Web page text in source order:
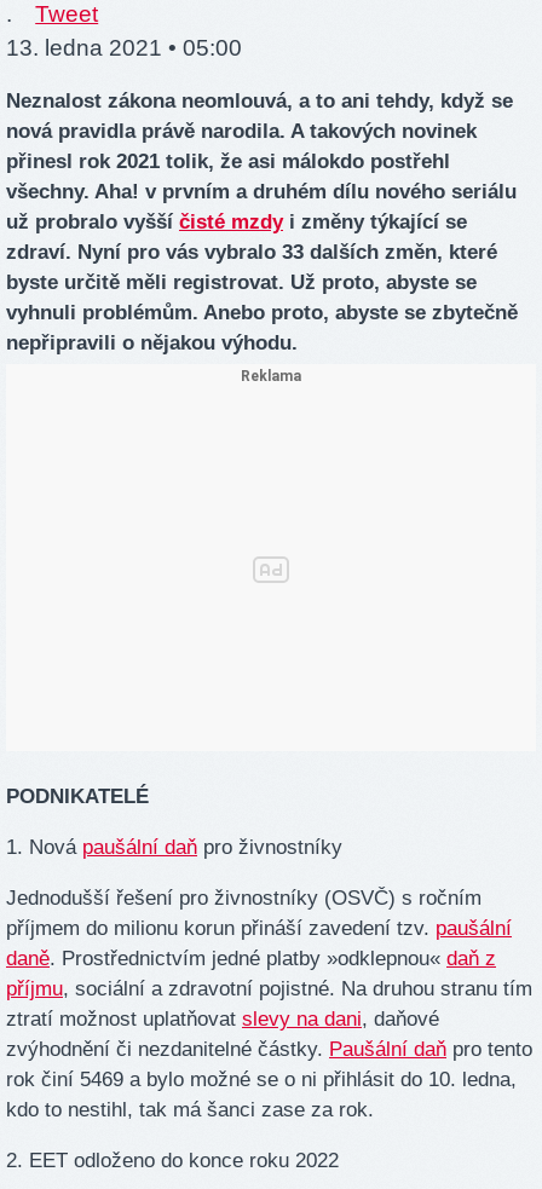
.
Tweet
13. ledna 2021 • 05:00
Neznalost zákona neomlouvá, a to ani tehdy, když se
nová pravidla právě narodila. A takových novinek
přinesl rok 2021 tolik, že asi málokdo postřehl
všechny. Aha! v prvním a druhém dílu nového seriálu
už probralo vyšší čisté mzdyi změny týkající se
zdraví. Nyní pro vás vybralo 33 dalších změn, které
byste určitě měli registrovat. Už proto, abyste se
vyhnuli problémům. Anebo proto, abyste se zbytečně
nepřipravili o nějakou výhodu.
PODNIKATELÉ
1. Nová paušální daň pro živnostníky
Jednodušší řešení pro živnostníky (OSVČ) s ročním
příjmem do milionu korun přináší zavedení tzv. paušální
daně. Prostřednictvím jedné platby »odklepnou« daň z
příjmu, sociální a zdravotní pojistné. Na druhou stranu tím
ztratí možnost uplatňovat slevy na dani, daňové
zvýhodnění či nezdanitelné částky. Paušální daň pro tento
rok činí 5469 a bylo možné se o ni přihlásit do 10. ledna,
kdo to nestihl, tak má šanci zase za rok.
2. EET odloženo do konce roku 2022